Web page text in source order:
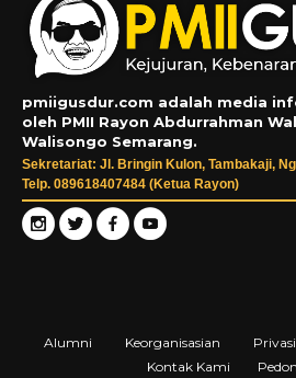
pmiigusdur.com adalah media
oleh PMII Rayon Abdurrahman
Walisongo Semarang.
Sekretariat: Jl. Bringin Kulon, Tambakaji,
Telp. 089618407484 (Ketua Rayon)
Alumni Keorganisasian
Kontak Kami